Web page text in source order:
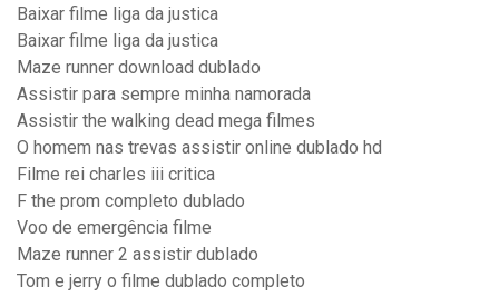
Baixar filme liga da justica
Baixar filme liga da justica
Maze runner download dublado
Assistir para sempre minha namorada
Assistir the walking dead mega filmes
O homem nas trevas assistir online dublado hd
Filme rei charles iii critica
F the prom completo dublado
Voo de emergência filme
Maze runner 2 assistir dublado
Tom e jerry o filme dublado completo